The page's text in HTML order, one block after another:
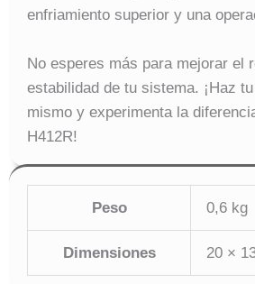
enfriamiento superior y una
No esperes más para mejorar el
estabilidad de tu sistema. ¡Haz
mismo y experimenta la
H412R!
Peso 0,6 kg
Dimensiones 20 ×